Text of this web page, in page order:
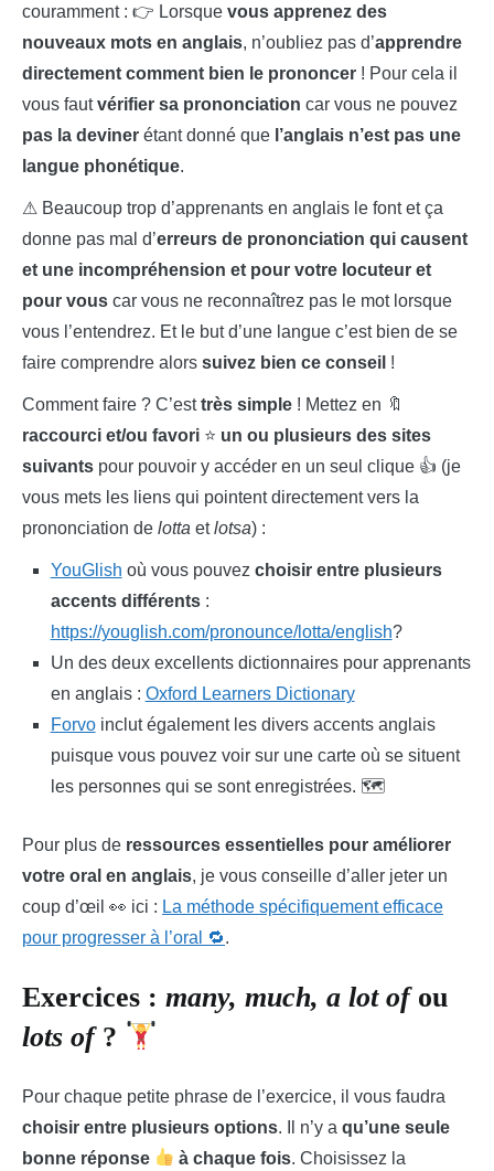
couramment : 👉 Lorsque vous apprenez des
nouveaux mots en anglais, n’oubliez pas d’apprendre
directement comment bien le prononcer ! Pour cela il
vous fautvérifier sa prononciation car vous ne pouvez
pas la deviner étant donné que l’anglais n’est pas une
langue phonétique.
⚠ Beaucoup trop d’apprenants en anglais le font et ça
donne pas mal d’erreurs de prononciation qui causent
et une incompréhension et pour votre locuteur et
pour vous car vous ne reconnaîtrez pas le mot lorsque
vous l’entendrez. Et le but d’une langue c’est bien de se
faire comprendre alors suivez bien ce conseil !
Comment faire ? C’esttrès simple ! Mettez en 🔖
raccourci et/ou favori ⭐ un ou plusieurs des sites
suivants pour pouvoir y accéder en un seul clique 👍 (je
vous mets les liens qui pointent directement vers la
prononciation de lotta etlotsa) :
YouGlish où vous pouvez choisir entre plusieurs
accents différents:
https://youglish.com/pronounce/lotta/english?
Un des deux excellents dictionnaires pour apprenants
en anglais : Oxford Learners Dictionary
Forvoinclut également les divers accents anglais
puisque vous pouvez voir sur une carte où se situent
les personnes qui se sont enregistrées. 🗺️
Pour plus de ressources essentielles pour améliorer
votre oral en anglais, je vous conseille d’aller jeter un
coup d’œil 👀 ici : La méthode spécifiquement efficace
pour progresser à l’oral 🔁.
Exercices : many, much, a lot of ou
lots of ?
Pour chaque petite phrase de l’exercice, il vous faudra
choisir entre plusieurs options. Il n’y a qu’une seule
bonne réponse
à chaque fois. Choisissez la